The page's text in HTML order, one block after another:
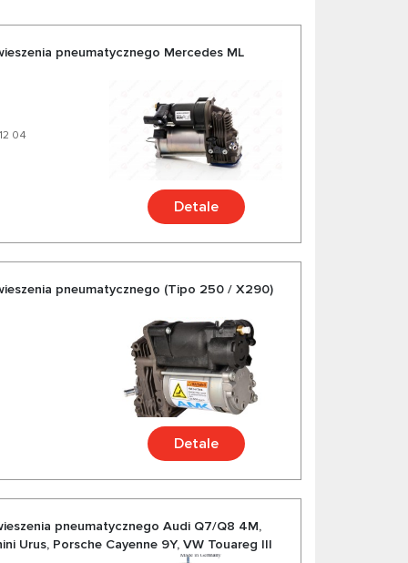
pneumatycznego Mercedes ML
04
Detale
pneumatycznego (Tipo 250 / X290)
Detale
pneumatycznego Audi Q7/Q8 4M,
Urus, Porsche Cayenne 9Y, VW Touareg III